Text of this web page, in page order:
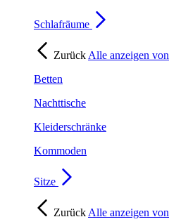
Schlafräume
Zurück Alle anzeigen von
Betten
Nachttische
Kleiderschränke
Kommoden
Sitze
Zurück Alle anzeigen von